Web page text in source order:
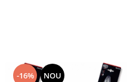
-16% NOU